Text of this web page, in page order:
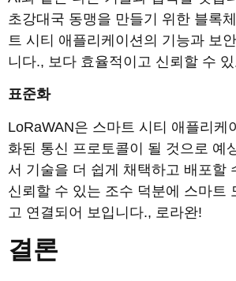
초강대국 동맹을 만들기 위한 블록
트 시티 애플리케이션의 기능과 보
니다., 보다 효율적이고 신뢰할 수
표준화
LoRaWAN은 스마트 시티 애플리케
화된 통신 프로토콜이 될 것으로 예
서 기술을 더 쉽게 채택하고 배포할
신뢰할 수 있는 조수 덕분에 스마트
고 연결되어 보입니다., 로라완!
결론